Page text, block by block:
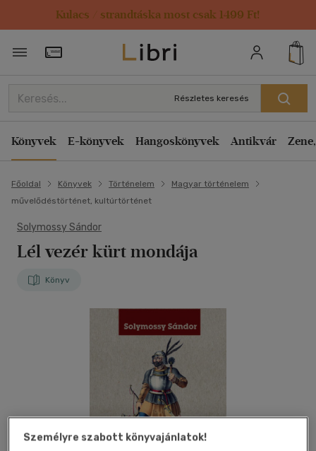
Kulacs / strandtáska most csak 1499 Ft!
Törzsvásárlói Kártya adatai
Részletes keresés
Könyvek E-könyvek Hangoskönyvek Antikvár
Főoldal Könyvek Történelem
Magyar történelem
művelődéstörténet, kultúrtörténet
Solymossy Sándor
Lél vezér kürt mondája
Könyv
Személyre szabott könyvajánlatok!